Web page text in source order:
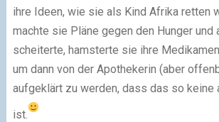
ihre Ideen, wie sie als Kind Afrika retten
machte sie Pläne gegen den Hunger und
scheiterte, hamsterte sie ihre
um dann von der Apothekerin (aber
aufgeklärt zu werden, dass das so keine
ist.